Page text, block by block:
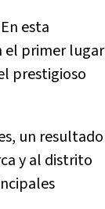
esta
el primer lugar
prestigioso
un resultado
y al distrito